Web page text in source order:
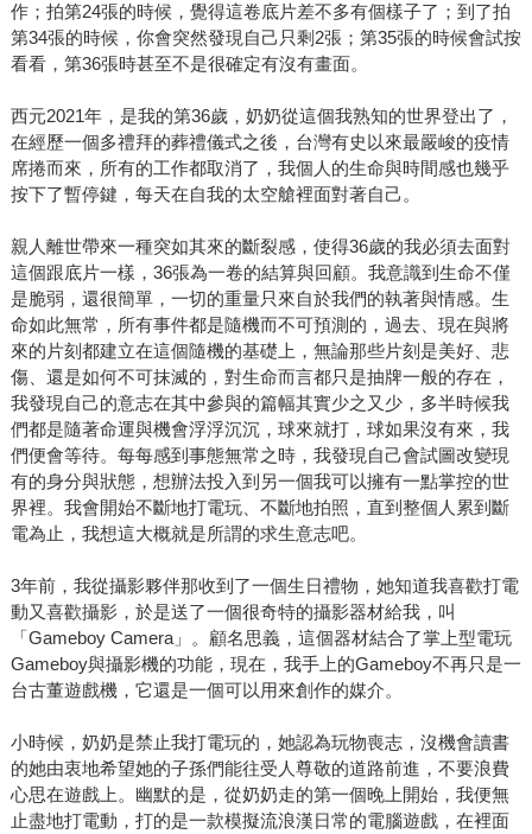
作；拍第24張的時候，覺得這卷底片差不多有個樣子了；到了拍
第34張的時候，你會突然發現自己只剩2張；第35張的時候會試按
看看，第36張時甚至不是很確定有沒有畫面。
西元2021年，是我的第36歲，奶奶從這個我熟知的世界登出了，
在經歷一個多禮拜的葬禮儀式之後，台灣有史以來最嚴峻的疫情
席捲而來，所有的工作都取消了，我個人的生命與時間感也幾乎
按下了暫停鍵，每天在自我的太空艙裡面對著自己。
親人離世帶來一種突如其來的斷裂感，使得36歲的我必須去面對
這個跟底片一樣，36張為一卷的結算與回顧。我意識到生命不僅
是脆弱，還很簡單，一切的重量只來自於我們的執著與情感。生
命如此無常，所有事件都是隨機而不可預測的，過去、現在與將
來的片刻都建立在這個隨機的基礎上，無論那些片刻是美好、悲
傷、還是如何不可抹滅的，對生命而言都只是抽牌一般的存在，
我發現自己的意志在其中參與的篇幅其實少之又少，多半時候我
們都是隨著命運與機會浮浮沉沉，球來就打，球如果沒有來，我
們便會等待。每每感到事態無常之時，我發現自己會試圖改變現
有的身分與狀態，想辦法投入到另一個我可以擁有一點掌控的世
界裡。我會開始不斷地打電玩、不斷地拍照，直到整個人累到斷
電為止，我想這大概就是所謂的求生意志吧。
3年前，我從攝影夥伴那收到了一個生日禮物，她知道我喜歡打電
動又喜歡攝影，於是送了一個很奇特的攝影器材給我，叫
「Gameboy Camera」。顧名思義，這個器材結合了掌上型電玩
Gameboy與攝影機的功能，現在，我手上的Gameboy不再只是一
台古董遊戲機，它還是一個可以用來創作的媒介。
小時候，奶奶是禁止我打電玩的，她認為玩物喪志，沒機會讀書
的她由衷地希望她的子孫們能往受人尊敬的道路前進，不要浪費
心思在遊戲上。幽默的是，從奶奶走的第一個晚上開始，我便無
止盡地打電動，打的是一款模擬流浪漢日常的電腦遊戲，在裡面